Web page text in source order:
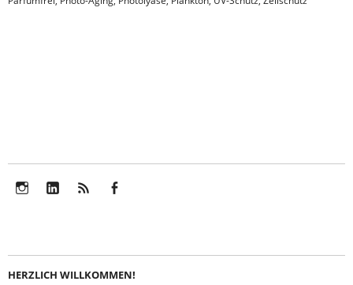
HERZLICH WILLKOMMEN!